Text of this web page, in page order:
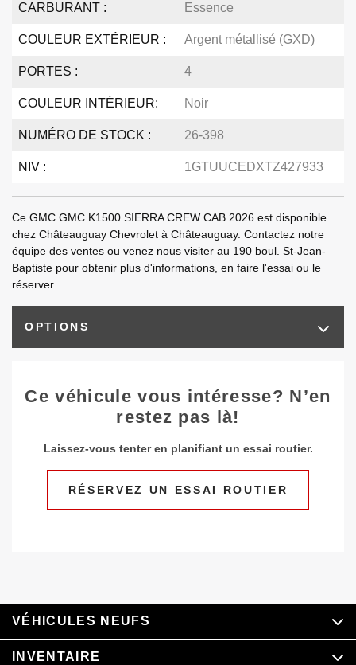
CARBURANT : Essence
COULEUR EXTÉRIEUR : Argent métallisé (GXD)
PORTES : 4
COULEUR INTÉRIEUR: Noir
NUMÉRO DE STOCK : 26-398
NIV : 1GTUUCEDXTZ427933
Ce GMC GMC K1500 SIERRA CREW CAB 2026 est disponible
chez Châteauguay Chevrolet à Châteauguay. Contactez notre
équipe des ventes ou venez nous visiter au 190 boul. St-Jean-
Baptiste pour obtenir plus d'informations, en faire l'essai ou le
réserver.
OPTIONS
Ce véhicule vous intéresse? N’en
restez pas là!
Laissez-vous tenter en planifiant un essai routier.
RÉSERVEZ UN ESSAI ROUTIER
VÉHICULES NEUFS
INVENTAIRE